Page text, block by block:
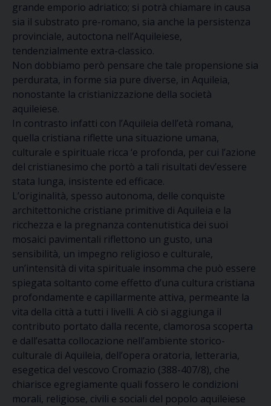
grande emporio adriatico; si potrà chiamare in causa
sia il substrato pre-romano, sia anche la persistenza
provinciale, autoctona nell’Aquileiese,
tendenzialmente extra-classico.
Non dobbiamo però pensare che tale propensione sia
perdurata, in forme sia pure diverse, in Aquileia,
nonostante la cristianizzazione della società
aquileiese.
In contrasto infatti con l’Aquileia dell’età romana,
quella cristiana riflette una situazione umana,
culturale e spirituale ricca ‘e profonda, per cui l’azione
del cristianesimo che portò a tali risultati dev’essere
stata lunga, insistente ed efficace.
L’originalità, spesso autonoma, delle conquiste
architettoniche cristiane primitive di Aquileia e la
ricchezza e la pregnanza contenutistica dei suoi
mosaici pavimentali riflettono un gusto, una
sensibilità, un impegno religioso e culturale,
un’intensità di vita spirituale insomma che può essere
spiegata soltanto come effetto d’una cultura cristiana
profondamente e capillarmente attiva, permeante la
vita della città a tutti i livelli. A ciò si aggiunga il
contributo portato dalla recente, clamorosa scoperta
e dall’esatta collocazione nell’ambiente storico-
culturale di Aquileia, dell’opera oratoria, letteraria,
esegetica del vescovo Cromazio (388-407/8), che
chiarisce egregiamente quali fossero le condizioni
morali, religiose, civili e sociali del popolo aquileiese